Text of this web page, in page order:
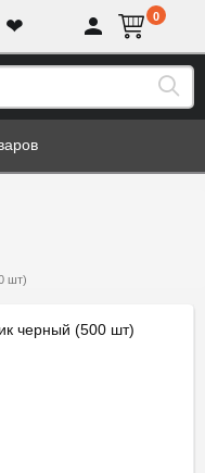
❤ 0
шт)
черный (500 шт)